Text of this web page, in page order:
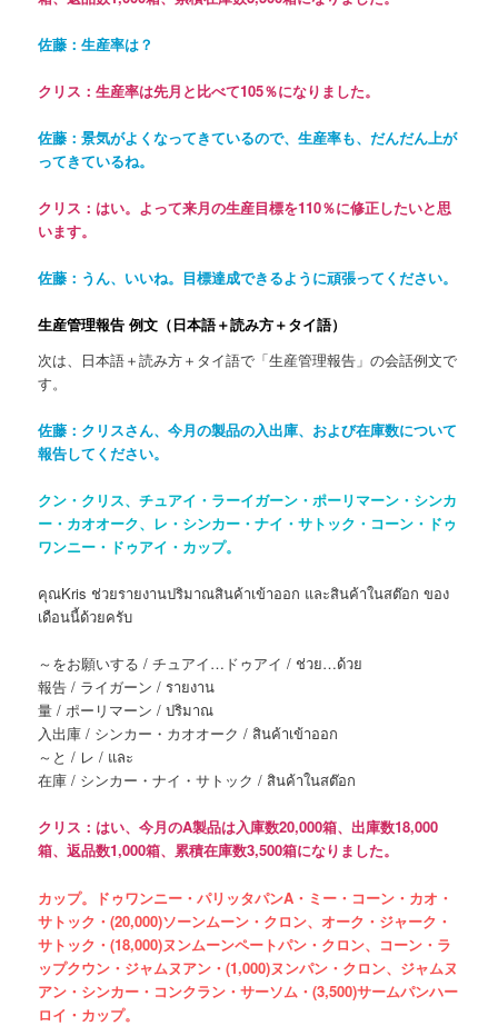
佐藤：生産率は？
クリス：生産率は先月と比べて105％になりました。
佐藤：景気がよくなってきているので、生産率も、だんだん上が
ってきているね。
クリス：はい。よって来月の生産目標を110％に修正したいと思
います。
佐藤：うん、いいね。目標達成できるように頑張ってください。
生産管理報告 例文 （日本語＋読み方＋タイ語）
次は、日本語＋読み方＋タイ語で「生産管理報告」の会話例文で
す。
佐藤：クリスさん、今月の製品の入出庫、および在庫数について
報告してください。
クン・クリス、チュアイ・ラーイガーン・ポーリマーン・シンカ
ー・カオオーク、レ・シンカー・ナイ・サトック・コーン・ドゥ
ワンニー・ドゥアイ・カップ。
คุณKris ช่วยรายงานปริมาณสินค้าเข้าออก และสินค้าในสต๊อก ของ
เดือนนี้ด้วยครับ
～をお願いする / チュアイ…ドゥアイ / ช่วย…ด้วย
報告 / ライガーン / รายงาน
量 / ポーリマーン / ปริมาณ
入出庫 / シンカー・カオオーク / สินค้าเข้าออก
～と / レ / และ
在庫 / シンカー・ナイ・サトック / สินค้าในสต๊อก
クリス：はい、今月のA製品は入庫数20,000箱、出庫数18,000
箱、返品数1,000箱、累積在庫数3,500箱になりました。
カップ。ドゥワンニー・パリッタパンA・ミー・コーン・カオ・
サトック・(20,000)ソーンムーン・クロン、オーク・ジャーク・
サトック・(18,000)ヌンムーンペートパン・クロン、コーン・ラ
ップクウン・ジャムヌアン・(1,000)ヌンパン・クロン、ジャムヌ
アン・シンカー・コンクラン・サーソム・(3,500)サームパンハー
ロイ・カップ。